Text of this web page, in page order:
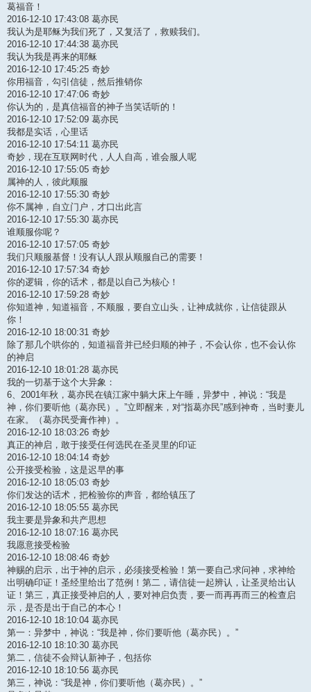
葛福音！
2016-12-10 17:43:08 葛亦民
我认为是耶稣为我们死了，又复活了，救赎我们。
2016-12-10 17:44:38 葛亦民
我认为我是再来的耶稣
2016-12-10 17:45:25 奇妙
你用福音，勾引信徒，然后推销你
2016-12-10 17:47:06 奇妙
你认为的，是真信福音的神子当笑话听的！
2016-12-10 17:52:09 葛亦民
我都是实话，心里话
2016-12-10 17:54:11 葛亦民
奇妙，现在互联网时代，人人自高，谁会服人呢
2016-12-10 17:55:05 奇妙
属神的人，彼此顺服
2016-12-10 17:55:30 奇妙
你不属神，自立门户，才口出此言
2016-12-10 17:55:30 葛亦民
谁顺服你呢？
2016-12-10 17:57:05 奇妙
我们只顺服基督！没有认人跟从顺服自己的需要！
2016-12-10 17:57:34 奇妙
你的逻辑，你的话术，都是以自己为核心！
2016-12-10 17:59:28 奇妙
你知道神，知道福音，不顺服，要自立山头，让神成就你，让信徒跟从
你！
2016-12-10 18:00:31 奇妙
除了那几个哄你的，知道福音并已经归顺的神子，不会认你，也不会认你
的神启
2016-12-10 18:01:28 葛亦民
我的一切基于这个大异象：
6、2001年秋，葛亦民在镇江家中躺大床上午睡，异梦中，神说：“我是
神，你们要听他（葛亦民）。”立即醒来，对“指葛亦民”感到神奇，当时妻儿
在家。（葛亦民受膏作神）。
2016-12-10 18:03:26 奇妙
真正的神启，敢于接受任何选民在圣灵里的印证
2016-12-10 18:04:14 奇妙
公开接受检验，这是迟早的事
2016-12-10 18:05:03 奇妙
你们发达的话术，把检验你的声音，都给镇压了
2016-12-10 18:05:55 葛亦民
我主要是异象和共产思想
2016-12-10 18:07:16 葛亦民
我愿意接受检验
2016-12-10 18:08:46 奇妙
神赐的启示，出于神的启示，必须接受检验！第一要自己求问神，求神给
出明确印证！圣经里给出了范例！第二，请信徒一起辨认，让圣灵给出认
证！第三，真正接受神启的人，要对神启负责，要一而再再而三的检查启
示，是否是出于自己的本心！
2016-12-10 18:10:04 葛亦民
第一：异梦中，神说：“我是神，你们要听他（葛亦民）。”
2016-12-10 18:10:30 葛亦民
第二，信徒不会辩认新神子，包括你
2016-12-10 18:10:56 葛亦民
第三，神说：“我是神，你们要听他（葛亦民）。”